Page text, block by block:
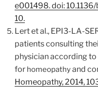
e001498. doi:
10.
Lert et al., EPI3-LA-
patients consulting
physician according
for homeopathyand
Homeopathy, 2014,